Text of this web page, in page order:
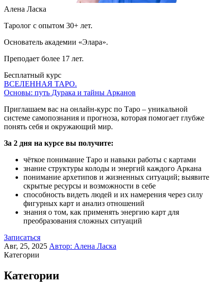
Алена Ласка
Таролог с опытом 30+ лет.
Основатель академии «Элара».
Преподает более 17 лет.
Бесплатный курс
ВСЕЛЕННАЯ ТАРО.
Основы: путь Дурака и тайны Арканов
Приглашаем вас на онлайн-курс по Таро – уникальной
системе самопознания и прогноза, которая помогает глубже
понять себя и окружающий мир.
За 2 дня на курсе вы получите:
чёткое понимание Таро и навыки работы с картами
знание структуры колоды и энергий каждого Аркана
понимание архетипов и жизненных ситуаций; выявите
скрытые ресурсы и возможности в себе
способность видеть людей и их намерения через силу
фигурных карт и анализ отношений
знания о том, как применять энергию карт для
преобразования сложных ситуаций
Записаться
Авг, 25, 2025 Автор: Алена Ласка
Категории
Категории